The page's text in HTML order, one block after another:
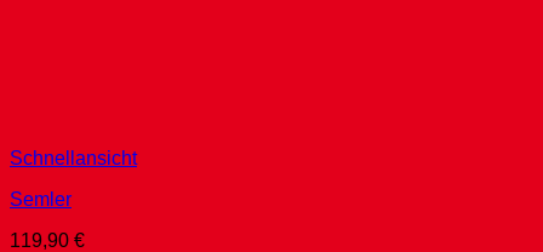
Schnellansicht
Semler
119,90 €